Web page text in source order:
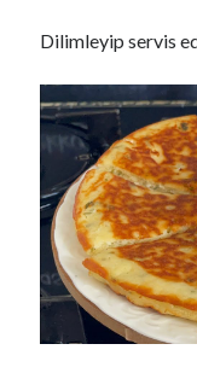
Dilimleyip servis